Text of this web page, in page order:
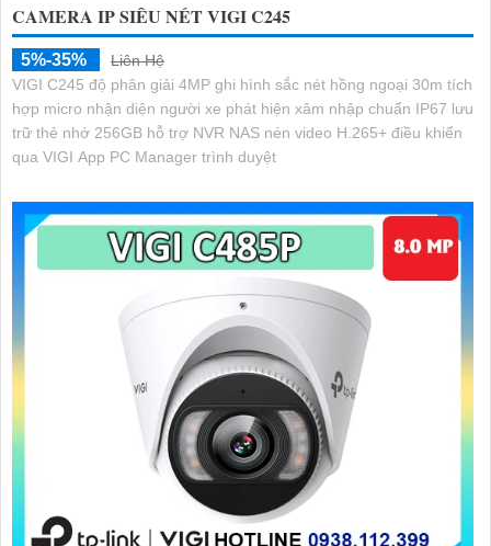
CAMERA IP SIÊU NÉT VIGI C245
5%-35%
Liên Hệ
VIGI C245 độ phân giải 4MP ghi hình sắc nét hồng ngoại 30m tích
hợp micro nhận diện người xe phát hiện xâm nhập chuẩn IP67 lưu
trữ thẻ nhớ 256GB hỗ trợ NVR NAS nén video H.265+ điều khiển
qua VIGI App PC Manager trình duyệt